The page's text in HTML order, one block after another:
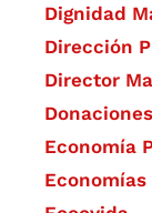
Dignidad
Dirección
Director
Donaciones
Economía